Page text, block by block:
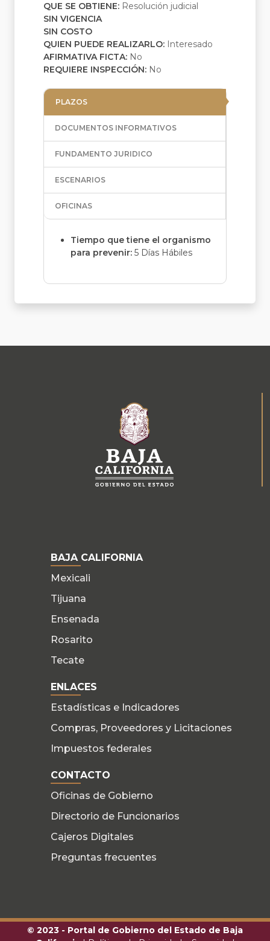
QUE SE OBTIENE: Resolución judicial
SIN VIGENCIA
SIN COSTO
QUIEN PUEDE REALIZARLO: Interesado
AFIRMATIVA FICTA: No
REQUIERE INSPECCIÓN: No
PLAZOS
DOCUMENTOS INFORMATIVOS
FUNDAMENTO JURIDICO
ESCENARIOS
OFICINAS
Tiempo que tiene el organismo
para prevenir: 5 Días Hábiles
BAJA CALIFORNIA
Mexicali
Tijuana
Ensenada
Rosarito
Tecate
ENLACES
Estadísticas e Indicadores
Compras, Proveedores y Licitaciones
Impuestos federales
CONTACTO
Oficinas de Gobierno
Directorio de Funcionarios
Cajeros Digitales
Preguntas frecuentes
© 2023 - Portal de Gobierno del Estado de Baja